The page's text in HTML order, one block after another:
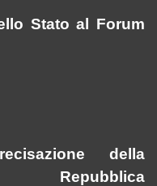
Stato al Forum
della
Repubblica